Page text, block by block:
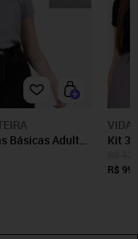
Básicas Adulto
VIDA
Kit 3
R$